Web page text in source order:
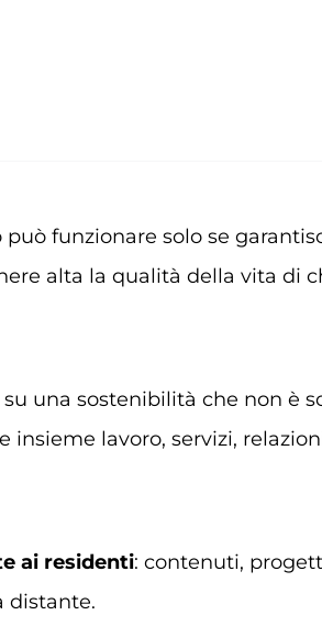
funzionare solo se
alta la qualità della vita di
una sostenibilità che non è
insieme lavoro, servizi,
ai residenti: contenuti,
distante.